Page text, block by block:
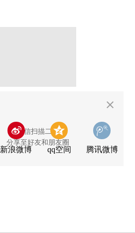
用微信扫描二维码
分享至好友和朋友圈
新浪微博 qq空间 腾讯微博